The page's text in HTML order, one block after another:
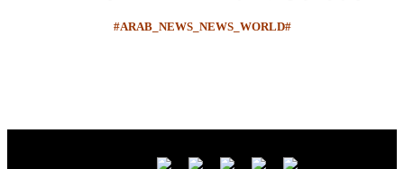
#ARAB_NEWS_NEWS_WORLD#